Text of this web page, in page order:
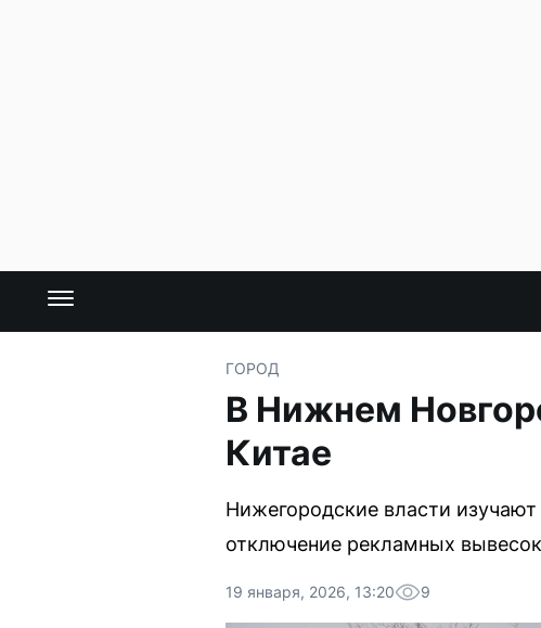
ГОРОД
В Нижнем
Китае
Нижегородские власти
отключение рекламных
19 января, 2026, 13:20 9